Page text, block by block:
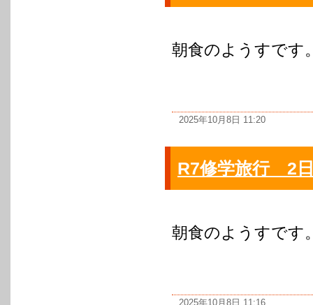
朝食のようすです
2025年10月8日 11:20
R7修学旅行 2
朝食のようすです
2025年10月8日 11:16